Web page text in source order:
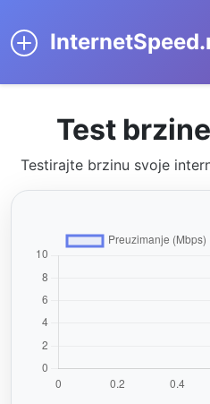
Test
Testirajte brzinu svoje